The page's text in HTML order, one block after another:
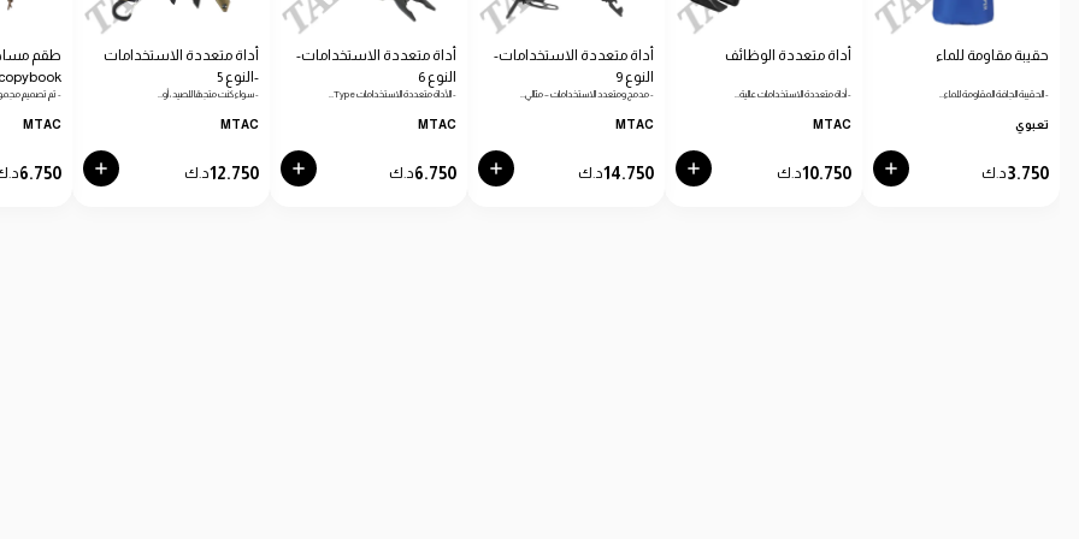
حقيبة مقاومة للماء
- الحقيبة الجافة المقاومة للماء…
تعبوي
3.750د.ك
أداة متعددة الوظائف
- أداة متعددة الاستخدامات عالية…
MTAC
10.750د.ك
أداة متعددة الاستخدامات-
النوع 9
- مدمج ومتعدد الاستخدامات – مثالي…
MTAC
14.750د.ك
أداة متعددة الاستخدامات-
النوع 6
- الأداة متعددة الاستخدامات Type…
MTAC
6.750د.ك
أداة متعددة الاستخدامات
-النوع 5
- سواء كنت متجهًا للصيد، أو…
MTAC
12.750د.ك
طقم
- تم تصميم
MTAC
6.750